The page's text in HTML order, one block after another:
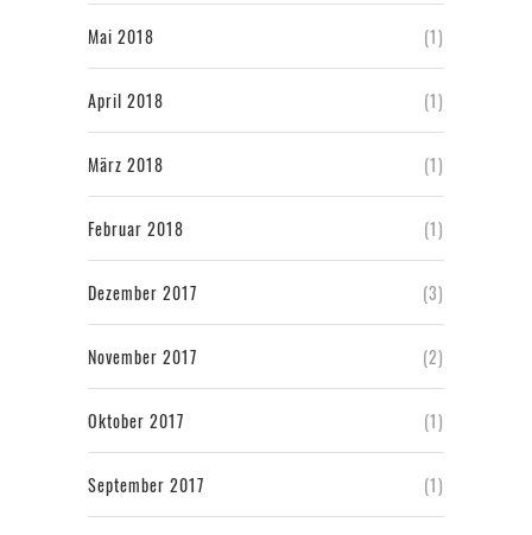
Mai 2018 (1)
April 2018 (1)
März 2018 (1)
Februar 2018 (1)
Dezember 2017 (3)
November 2017 (2)
Oktober 2017 (1)
September 2017 (1)